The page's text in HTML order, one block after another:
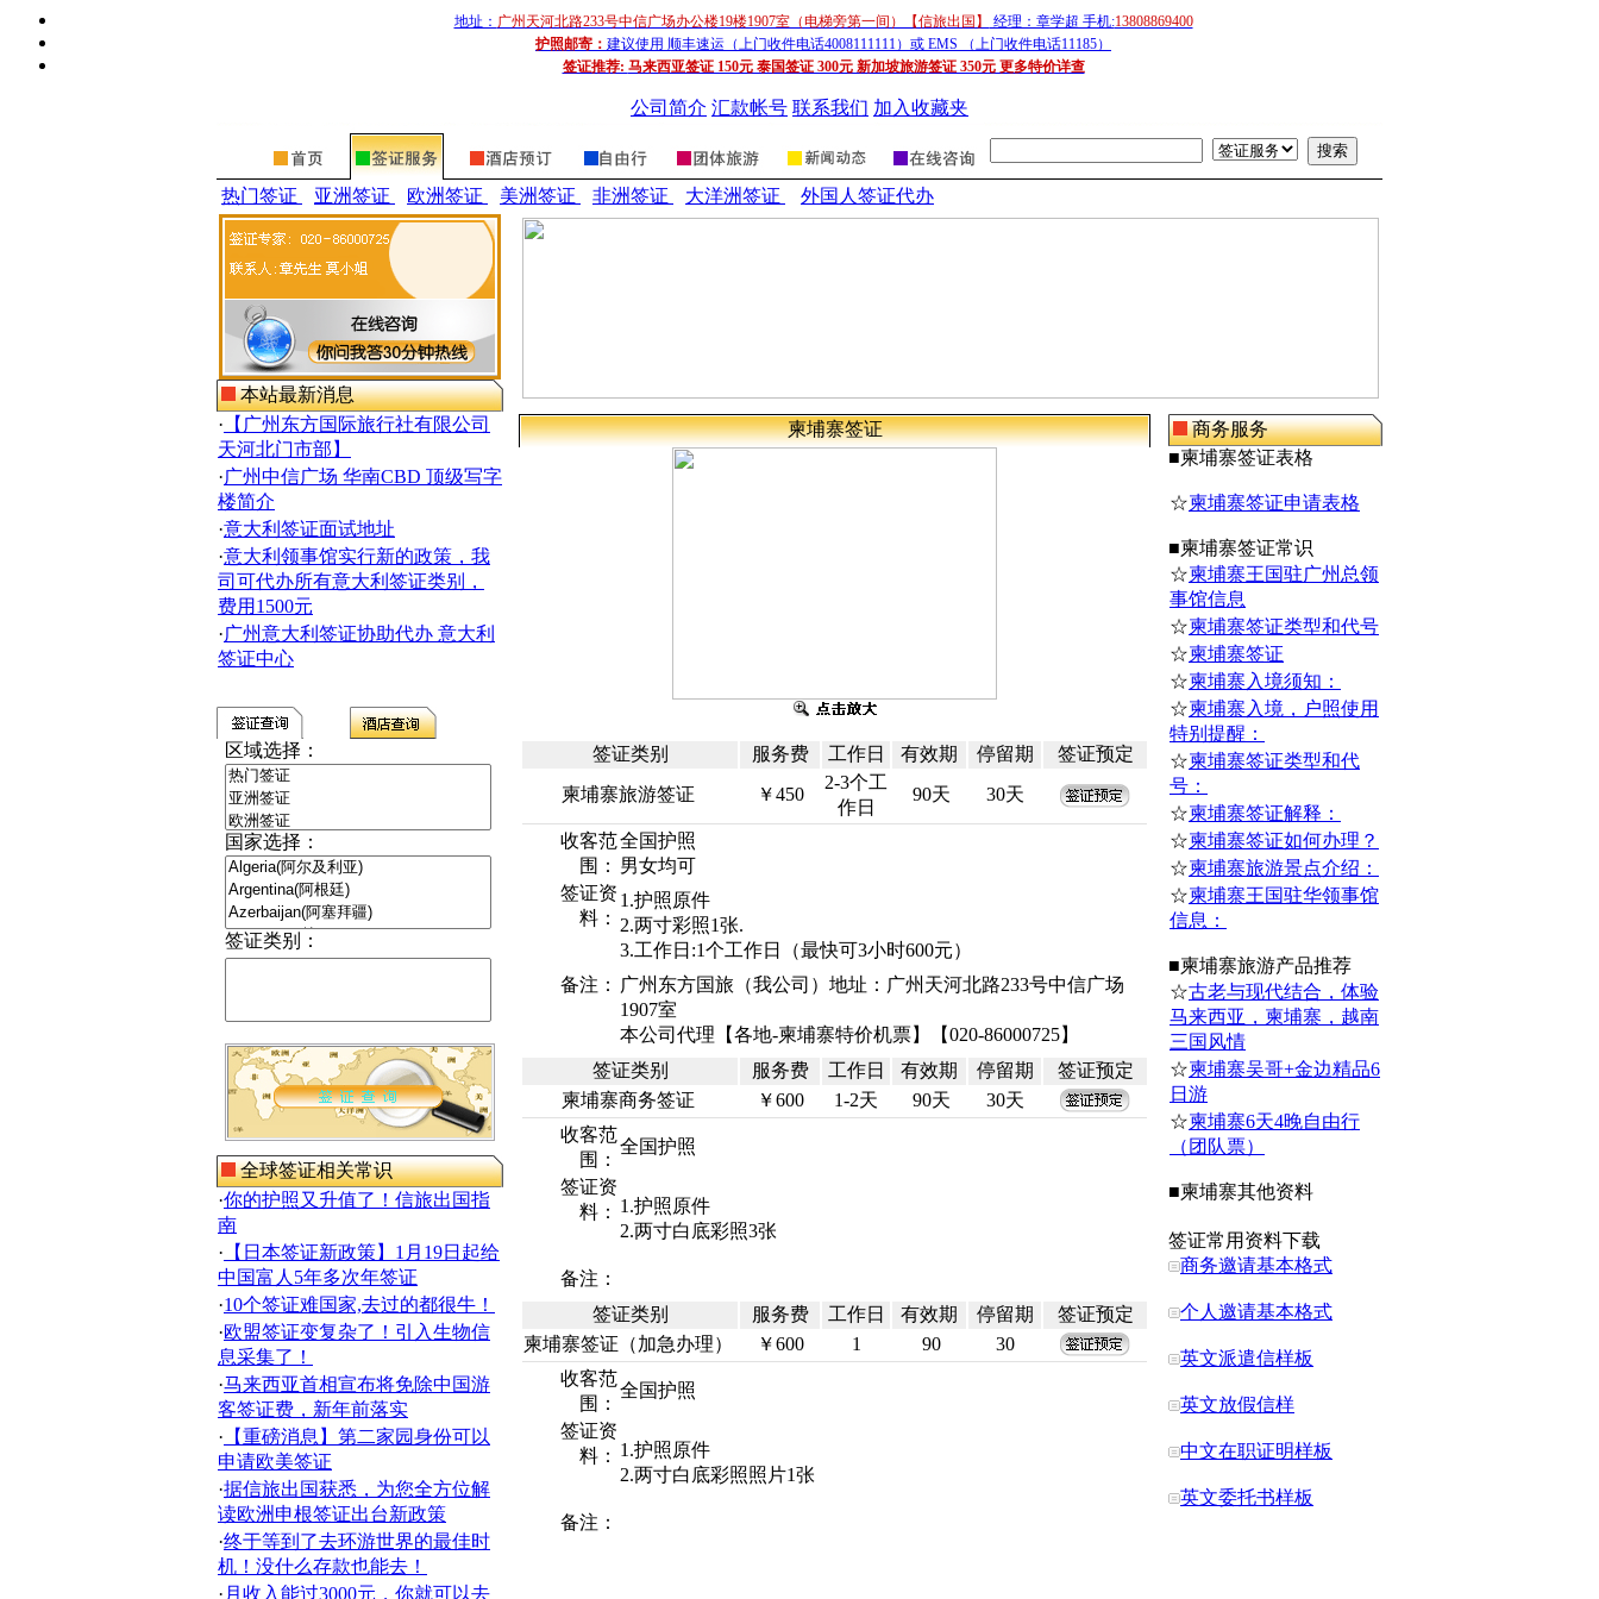
地址： 广州天河北路233号中信广场办公楼19楼1907室（电梯旁第一间）【信旅出国】 经理：章学超 手机:13808869400
护照邮寄： 建议使用 顺丰速运（上门收件电话4008111111）或 EMS （上门收件电话11185）
签证推荐: 马来西亚签证 150元 泰国签证 300元 新加坡旅游签证 350元 更多特价详查
公司简介 汇款帐号 联系我们 加入收藏夹
热门签证 亚洲签证 欧洲签证 美洲签证 非洲签证 大洋洲签证 外国人签证代办
本站最新消息
· 【广州东方国际旅行社有限公司
天河北门市部】
·广州中信广场 华南CBD 顶级写字
楼简介
·意大利签证面试地址
·意大利领事馆实行新的政策，我
司可代办所有意大利签证类别，
费用1500元
·广州意大利签证协助代办 意大利
签证中心
区域选择：
国家选择：
签证类别：
全球签证相关常识
·你的护照又升值了！信旅出国指
南
· 【日本签证新政策】1月19日起给
中国富人5年多次年签证
·10个签证难国家,去过的都很牛！
·欧盟签证变复杂了！引入生物信
息采集了！
·马来西亚首相宣布将免除中国游
客签证费，新年前落实
· 【重磅消息】第二家园身份可以
申请欧美签证
·据信旅出国获悉，为您全方位解
读欧洲申根签证出台新政策
·终于等到了去环游世界的最佳时
机！没什么存款也能去！
· 月收入能过3000元，你就可以去
柬埔寨签证
签证类别 服务费 工作日 有效期 停留期
签证预定
柬埔寨旅游签证
￥450
2-3个工
作日
90天 30天
收客范
围：
全国护照
男女均可
签证资
料：
1.护照原件
2.两寸彩照1张.
3.工作日:1个工作日（最快可3小时600元）
备注：
广州东方国旅（我公司）地址：广州天河北路233号中信广场
1907室
本公司代理【各地-柬埔寨特价机票】【020-86000725】
签证类别
服务费 工作日 有效期 停留期
签证预定
柬埔寨商务签证
￥600 1-2天 90天
30天
收客范
围：
全国护照
签证资
料： 1.护照原件
2.两寸白底彩照3张
备注：
签证类别
服务费 工作日 有效期 停留期
签证预定
柬埔寨签证（加急办理）
￥600 1 90
30
收客范
围：
全国护照
签证资
料： 1.护照原件
2.两寸白底彩照照片1张
备注：
商务服务
■柬埔寨签证表格
☆柬埔寨签证申请表格
■柬埔寨签证常识
☆柬埔寨王国驻广州总领
事馆信息
☆柬埔寨签证类型和代号
☆柬埔寨签证
☆柬埔寨入境须知：
☆柬埔寨入境，户照使用
特别提醒：
☆柬埔寨签证类型和代
号：
☆柬埔寨签证解释：
☆柬埔寨签证如何办理？
☆柬埔寨旅游景点介绍：
☆柬埔寨王国驻华领事馆
信息：
■柬埔寨旅游产品推荐
☆古老与现代结合，体验
马来西亚，柬埔寨，越南
三国风情
☆柬埔寨吴哥+金边精品6
日游
☆柬埔寨6天4晚自由行
（团队票）
■柬埔寨其他资料
签证常用资料下载
商务邀请基本格式
个人邀请基本格式
英文派遣信样板
英文放假信样
中文在职证明样板
英文委托书样板